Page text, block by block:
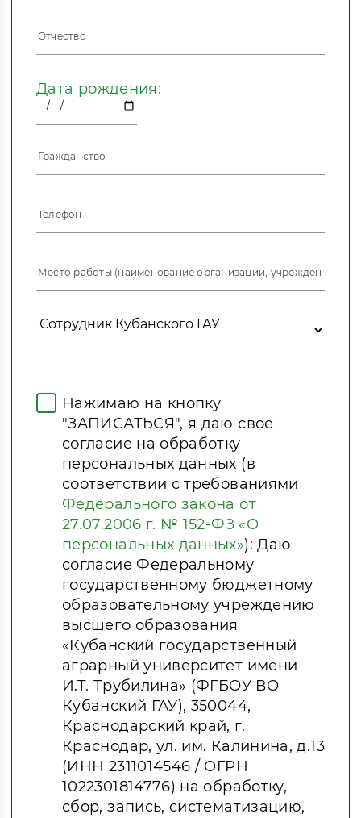
Дата рождения:
Нажимаю на кнопку
"ЗАПИСАТЬСЯ", я даю свое
согласие на обработку
персональных данных (в
соответствии с требованиями
Федерального закона от
27.07.2006 г. № 152-ФЗ «О
персональных данных»): Даю
согласие Федеральному
государственному бюджетному
образовательному учреждению
высшего образования
«Кубанский государственный
аграрный университет имени
И.Т. Трубилина» (ФГБОУ ВО
Кубанский ГАУ), 350044,
Краснодарский край, г.
Краснодар, ул. им. Калинина, д.13
(ИНН 2311014546 / ОГРН
1022301814776) на обработку,
сбор, запись, систематизацию,